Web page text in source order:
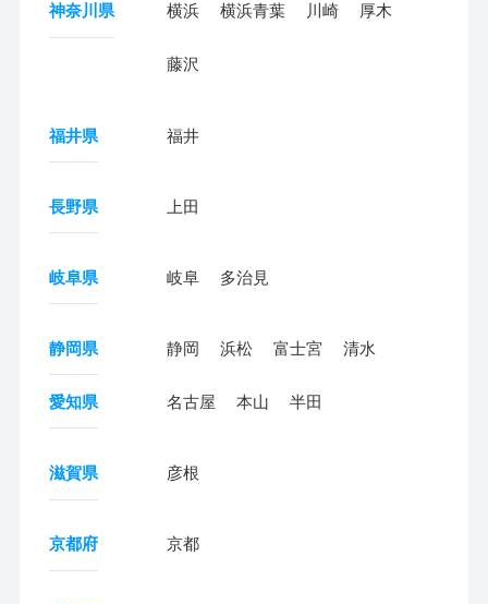
神奈川県 横浜 横浜青葉 川崎 厚木
藤沢
福井県 福井
長野県 上田
岐阜県 岐阜 多治見
静岡県 静岡 浜松 富士宮 清水
愛知県 名古屋 本山 半田
滋賀県 彦根
京都府 京都